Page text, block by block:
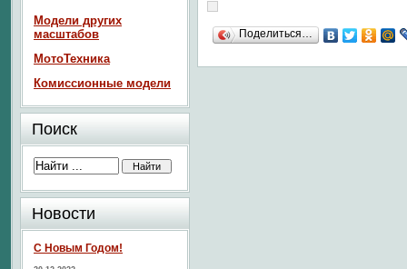
Поделиться…
Модели других
масштабов
МотоТехника
Комиссионные модели
Поиск
Новости
С Новым Годом!